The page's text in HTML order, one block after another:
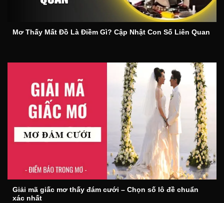
Mơ Thấy Mất Đồ Là Điềm Gì? Cập Nhật Con Số Liên Quan
Giải mã giấc mơ thấy đám cưới – Chọn số lô đề chuẩn
xác nhất